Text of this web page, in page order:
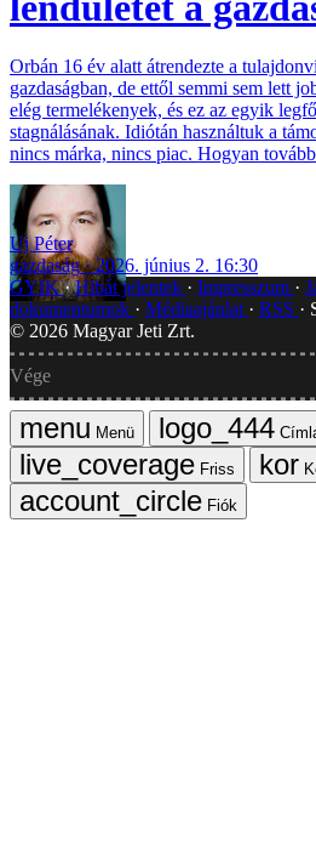
Orbán 16 év alatt átrendezte a
gazdaságban, de ettől semmi sem lett
elég termelékenyek, és ez az egyik
stagnálásának. Idiótán használtuk a
nincs márka, nincs piac. Hogyan
Uj Péter
gazdaság
2026. június 2. 16:30
GYIK Hibát jelentek Impresszum
dokumentumok
Médiaajánlat RSS
© 2026 Magyar Jeti Zrt.
Vége
Menü
Friss
Fiók